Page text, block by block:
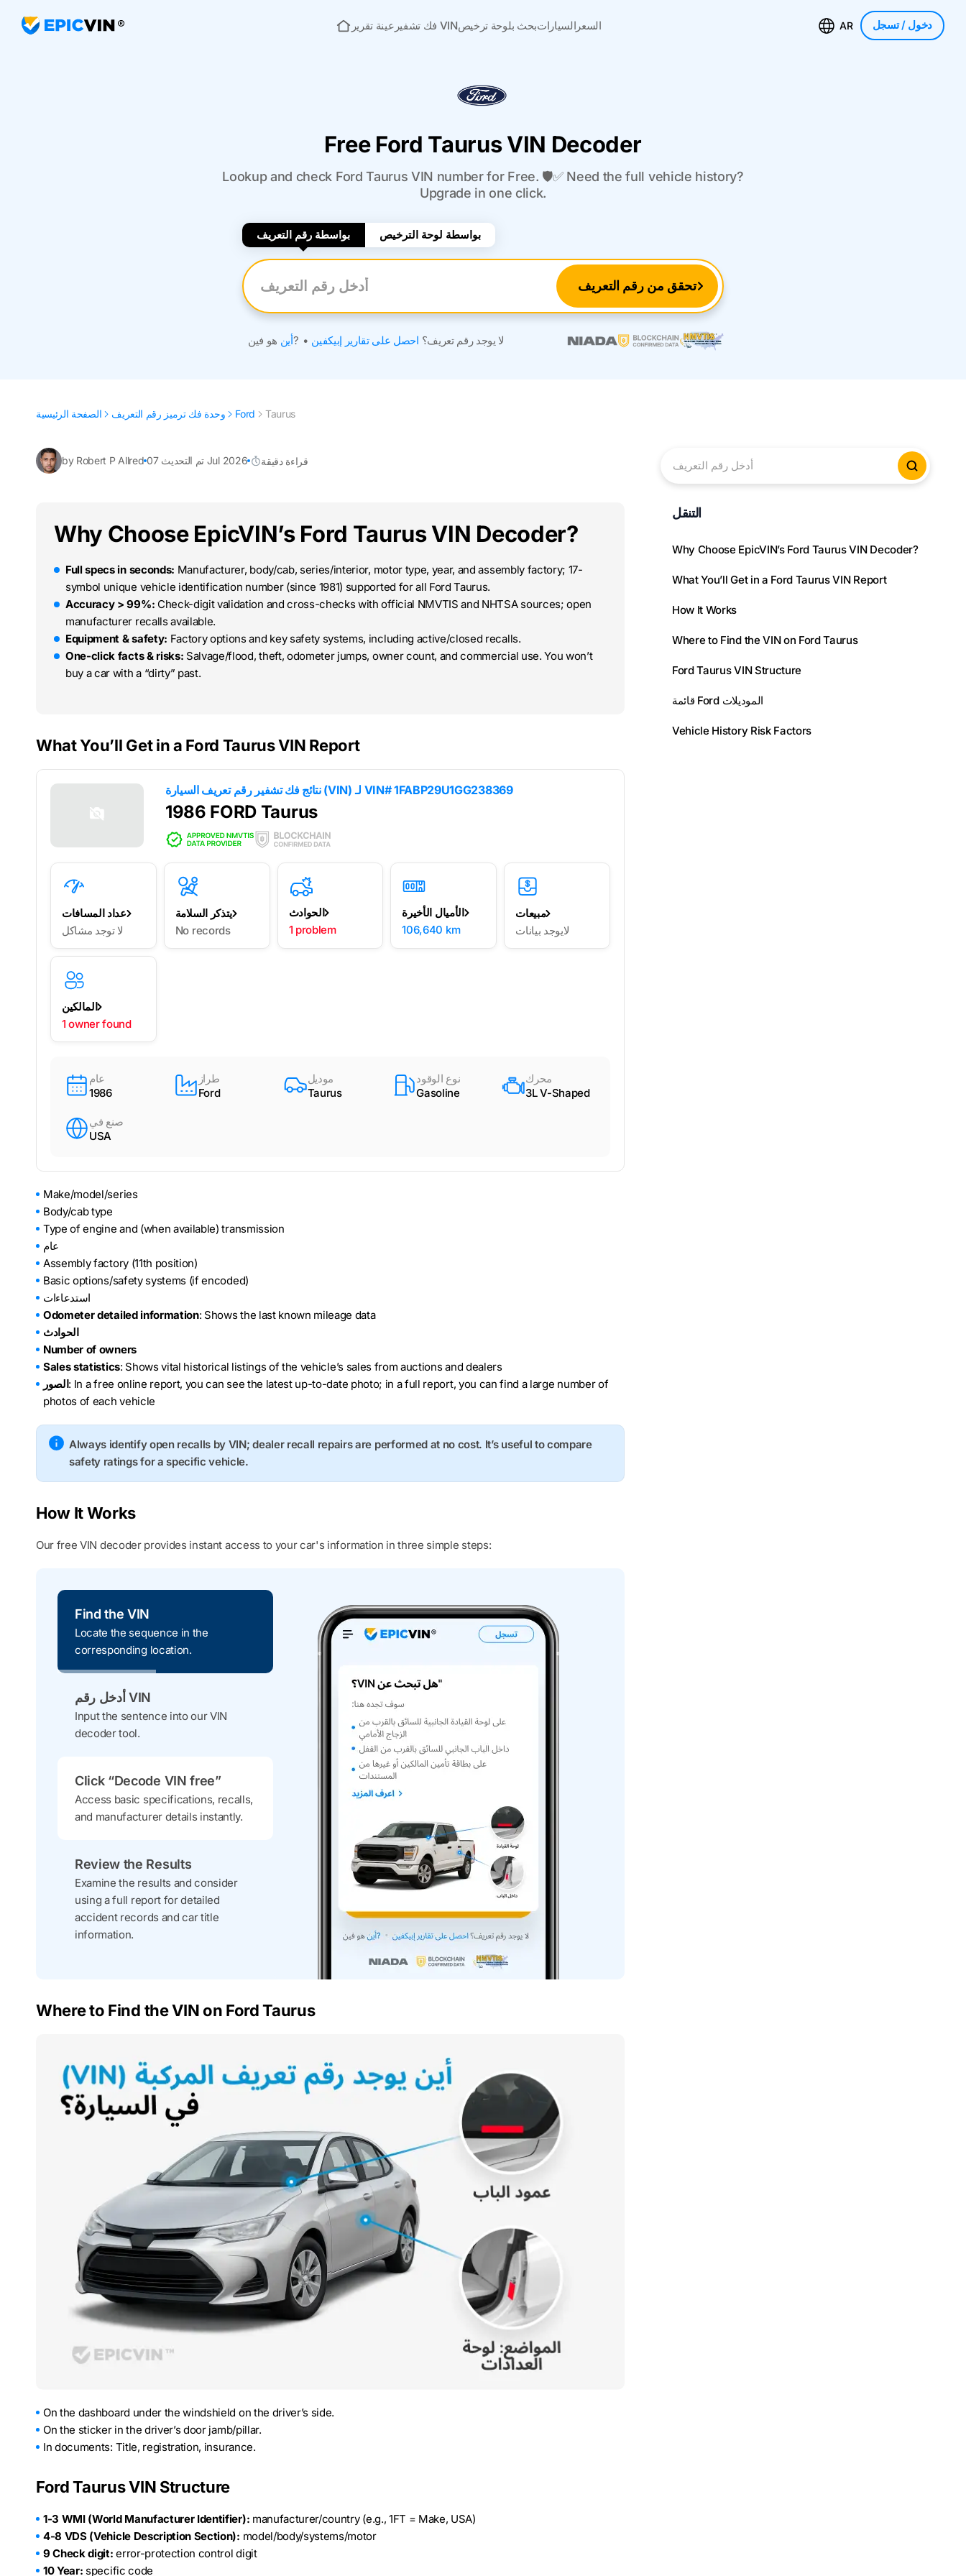
الصفحة الرئيسية
عينة تقرير فك تشفير VINبحث بلوحة ترخيصالسيارات السعر AR دخول/ تسجل
Free Ford Taurus VIN Decoder
Lookup and check Ford Taurus VIN number for Free. 🛡️✅ Need the full vehicle history?
Upgrade in one click.
بواسطة رقم التعريف بواسطة لوحة الترخيص
أدخل رقم التعريف تحقق من رقم التعريف
أينهو فين? • لا يوجد رقم تعريف؟ احصل على تقارير إبيكفين
الصفحة الرئيسية وحدة فك ترميز رقم التعريف Ford Taurus
by Robert P Allred تم التحديث 07 Jul 2026 قراءة دقيقة
Why Choose EpicVIN’s Ford Taurus VIN Decoder?
Full specs in seconds: Manufacturer, body/cab, series/interior, motor type, year, and assembly factory; 17-
symbol unique vehicle identification number (since 1981) supported for all Ford Taurus.
Accuracy > 99%: Check-digit validation and cross-checks with official NMVTIS and NHTSA sources; open
manufacturer recalls available.
Equipment & safety: Factory options and key safety systems, including active/closed recalls.
One-click facts & risks: Salvage/flood, theft, odometer jumps, owner count, and commercial use. You won’t
buy a car with a “dirty” past.
What You’ll Get in a Ford Taurus VIN Report
نتائج فك تشفير رقم تعريف السيارة (VIN) لـ VIN# 1FABP29U1GG238369
1986 FORD Taurus
عداد المسافات
لا توجد مشاكل
يتذكر السلامة
No records
الحوادث
1 problem
الأميال الأخيرة
106,640 km
مبيعات
لايوجد بيانات
المالكين
1 owner found
عام
1986
طراز
Ford
موديل
Taurus
نوع الوقود
Gasoline
محرك
3L V-Shaped
صنع في
USA
Make/model/series
Body/cab type
Type of engine and (when available) transmission
عام
Assembly factory (11th position)
Basic options/safety systems (if encoded)
استدعاءات
Odometer detailed information: Shows the last known mileage data
الحوادث
Number of owners
Sales statistics: Shows vital historical listings of the vehicle’s sales from auctions and dealers
الصور : In a free online report, you can see the latest up-to-date photo; in a full report, you can find a large number of
photos of each vehicle
Always identify open recalls by VIN; dealer recall repairs are performed at no cost. It’s useful to compare
safety ratings for a specific vehicle.
How It Works
Our free VIN decoder provides instant access to your car's information in three simple steps:
Find the VIN
Locate the sequence in the
corresponding location.
أدخل رقم VIN
Input the sentence into our VIN
decoder tool.
Click “Decode VIN free”
Access basic specifications, recalls,
and manufacturer details instantly.
Review the Results
Examine the results and consider
using a full report for detailed
accident records and car title
information.
Where to Find the VIN on Ford Taurus
On the dashboard under the windshield on the driver’s side.
On the sticker in the driver’s door jamb/pillar.
In documents: Title, registration, insurance.
Ford Taurus VIN Structure
1-3 WMI (World Manufacturer Identifier): manufacturer/country (e.g., 1FT = Make, USA)
4-8 VDS (Vehicle Description Section): model/body/systems/motor
9 Check digit: error-protection control digit
10 Year: specific code
أدخل رقم التعريف من
التنقل
Why Choose EpicVIN’s Ford Taurus VIN Decoder?
What You’ll Get in a Ford Taurus VIN Report
How It Works
Where to Find the VIN on Ford Taurus
Ford Taurus VIN Structure
قائمة Ford الموديلات
Vehicle History Risk Factors